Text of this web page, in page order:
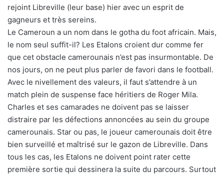
rejoint Libreville (leur base) hier avec un esprit de
gagneurs et très sereins.
Le Cameroun a un nom dans le gotha du foot africain. Mais,
le nom seul suffit-il? Les Etalons croient dur comme fer
que cet obstacle camerounais n’est pas insurmontable. De
nos jours, on ne peut plus parler de favori dans le football.
Avec le nivellement des valeurs, il faut s’attendre à un
match plein de suspense face héritiers de Roger Mila.
Charles et ses camarades ne doivent pas se laisser
distraire par les défections annoncées au sein du groupe
camerounais. Star ou pas, le joueur camerounais doit être
bien surveillé et maîtrisé sur le gazon de Libreville. Dans
tous les cas, les Etalons ne doivent point rater cette
première sortie qui dessinera la suite du parcours. Surtout